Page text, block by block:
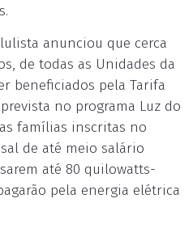
anunciou que cerca
de todas as Unidades da
beneficiados pela Tarifa
no programa Luz do
famílias inscritas no
de até meio salário
até 80 quilowatts-
pela energia elétrica